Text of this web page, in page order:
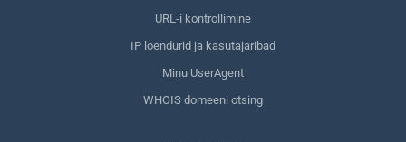
URL-i kontrollimine
IP loendurid ja kasutajaribad
Minu UserAgent
WHOIS domeeni otsing